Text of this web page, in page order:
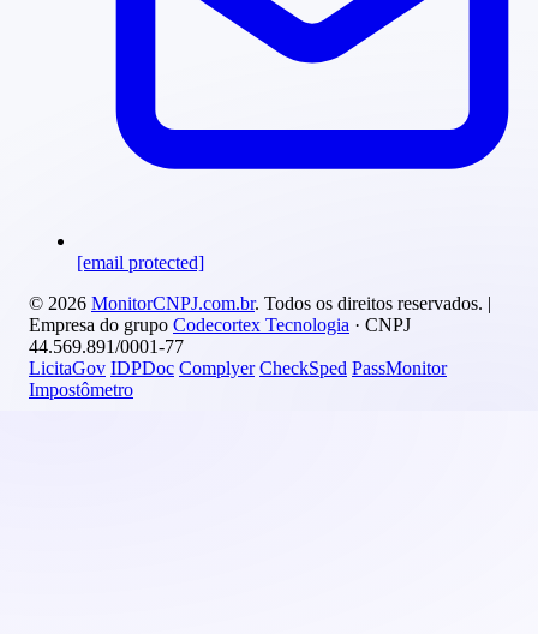
[email protected]
© 2026 MonitorCNPJ.com.br. Todos os direitos reservados. |
Empresa do grupo Codecortex Tecnologia · CNPJ
44.569.891/0001-77
LicitaGov IDPDoc Complyer CheckSped PassMonitor
Impostômetro